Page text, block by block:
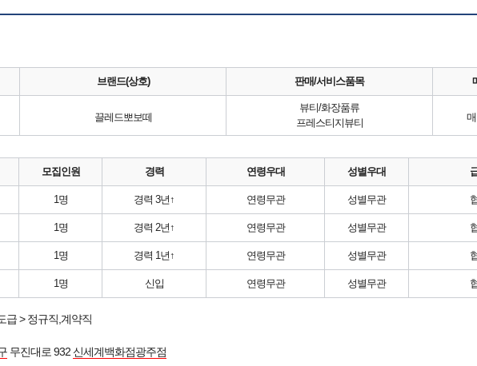
브랜드(상호) 판매/서비스품목
끌레드뽀보떼
뷰티/화장품류
프레스티지뷰티
모집인원 경력 연령우대 성별우대
1명 경력 3년↑ 연령무관 성별무관
1명 경력 2년↑ 연령무관 성별무관
1명 경력 1년↑ 연령무관 성별무관
1명 신입 연령무관 성별무관
급 > 정규직,계약직
무진대로 932 신세계백화점광주점